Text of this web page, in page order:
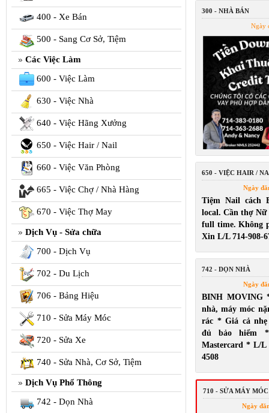
400 - Xe Bán
500 - Sang Cơ Sở, Tiệm
Các Việc Làm
600 - Việc Làm
630 - Việc Nhà
640 - Việc Hãng Xưởng
650 - Việc Hair / Nail
660 - Việc Văn Phòng
665 - Việc Chợ / Nhà Hàng
670 - Việc Thợ May
Dịch Vụ - Sửa chữa
700 - Dịch Vụ
702 - Du Lịch
706 - Bảng Hiệu
710 - Sửa Máy Móc
720 - Sửa Xe
740 - Sửa Nhà, Cơ Sở, Tiệm
Dịch Vụ Phổ Thông
742 - Dọn Nhà
300 - NHÀ BÁN
Ngày
650 - VIỆC HAIR /
Ngày
Tiệm Nail cách
local. Cần thợ Nữ
full time. Không
Xin L/L 714-908-
742 - DỌN NHÀ
Ngày
BINH MOVING
nhà, máy móc
rác * Giá cả
đủ bảo hiểm *
Mastercard * L/L
4508
710 - SỬA MÁY MÓC
Ngày